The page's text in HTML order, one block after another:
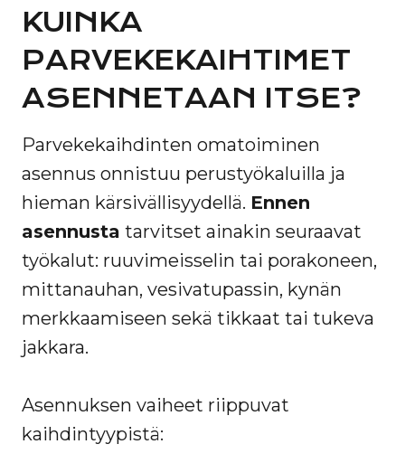
KUINKA
PARVEKEKAIHTIMET
ASENNETAAN ITSE?
Parvekekaihdinten omatoiminen
asennus onnistuu perustyökaluilla ja
hieman kärsivällisyydellä. Ennen
asennusta tarvitset ainakin seuraavat
työkalut: ruuvimeisselin tai porakoneen,
mittanauhan, vesivatupassin, kynän
merkkaamiseen sekä tikkaat tai tukeva
jakkara.
Asennuksen vaiheet riippuvat
kaihdintyypistä: